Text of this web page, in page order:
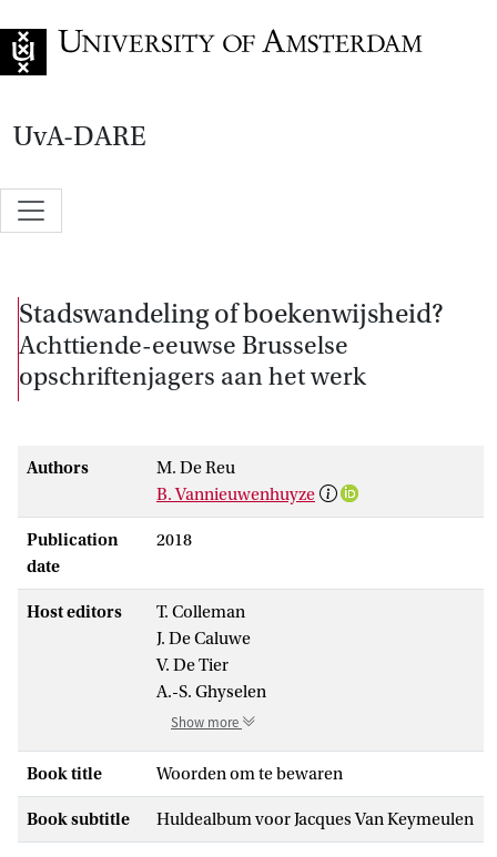
UvA-DARE
Stadswandeling of boekenwijsheid?
Achttiende-eeuwse Brusselse
opschriftenjagers aan het werk
Authors
M. De Reu
B. Vannieuwenhuyze
Publication
date
2018
Host editors
T. Colleman
J. De Caluwe
V. De Tier
A.-S. Ghyselen
Show more
Book title Woorden om te bewaren
Book subtitle Huldealbum voor Jacques Van Keymeulen